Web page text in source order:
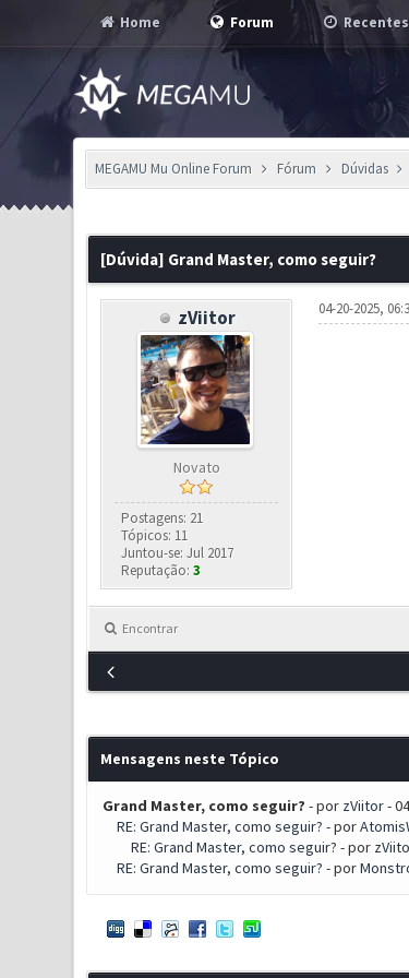
Home Forum Recentes
MEGAMU Mu Online Forum Fórum Dúvidas
[Dúvida] Grand Master, como seguir?
zViitor
Novato
Postagens: 21
Tópicos: 11
Juntou-se: Jul 2017
Reputação:3
04-20-2025,
Encontrar
Mensagens neste Tópico
Grand Master, como seguir? - por zViitor-
RE: Grand Master, como seguir? - por
RE: Grand Master, como seguir? - por
RE: Grand Master, como seguir? - por